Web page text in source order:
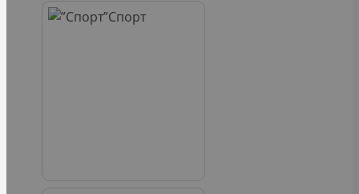
Спорт